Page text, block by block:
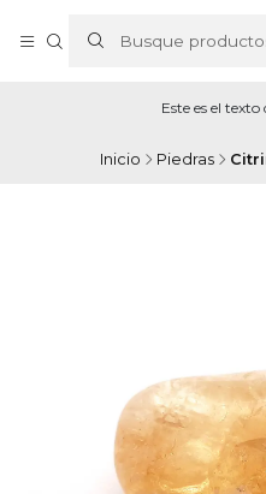
Este es el texto
Inicio Piedras